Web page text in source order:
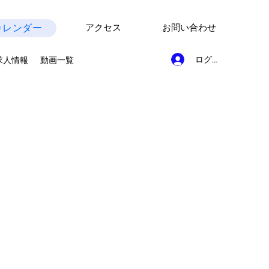
ンダー アクセス お問い合わせ
人情報 動画一覧 ログイン